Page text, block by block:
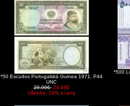
*50 Escudos Portugalská Guinea 1971, P44
UNC
29.99€ 24.49€
Ušetríte: 18% z ceny
*500